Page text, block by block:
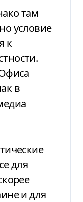
там
условие
к
в
для
и для